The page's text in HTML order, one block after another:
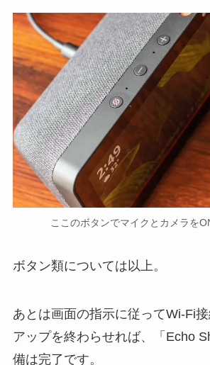
ここのボタンでマイクとカメラを
ボタン類については以上。
あとは画面の指示に従ってWi-Fi
アップを終わらせれば、「Echo
備は完了です。